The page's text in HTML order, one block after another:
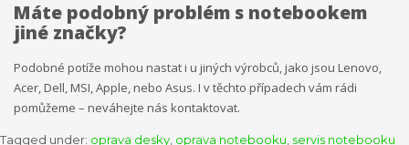
Máte podobný problém s notebookem
jiné značky?
Podobné potíže mohou nastat i u jiných výrobců, jako jsou Lenovo,
Acer, Dell, MSI, Apple, nebo Asus. I v těchto případech vám rádi
pomůžeme – neváhejte nás kontaktovat.
Tagged under: oprava desky, oprava notebooku, servis notebooku